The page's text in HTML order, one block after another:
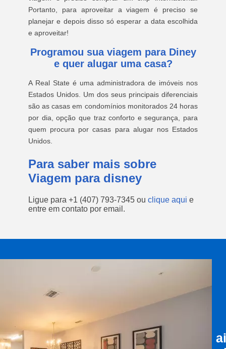
Portanto, para aproveitar a viagem é preciso se
planejar e depois disso só esperar a data escolhida
e aproveitar!
Programou sua viagem para Diney
e quer alugar uma casa?
A Real State é uma administradora de imóveis nos
Estados Unidos. Um dos seus principais diferenciais
são as casas em condomínios monitorados 24 horas
por dia, opção que traz conforto e segurança, para
quem procura por casas para alugar nos Estados
Unidos.
Para saber mais sobre
Viagem para disney
Ligue para +1 (407) 793-7345 ou clique aqui e
entre em contato por email.